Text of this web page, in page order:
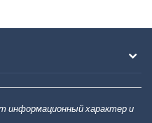
информационный характер и